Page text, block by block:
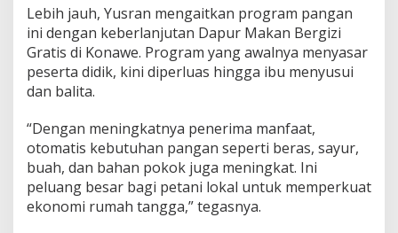
Lebih jauh, Yusran mengaitkan program pangan
ini dengan keberlanjutan Dapur Makan Bergizi
Gratis di Konawe. Program yang awalnya menyasar
peserta didik, kini diperluas hingga ibu menyusui
dan balita.
“Dengan meningkatnya penerima manfaat,
otomatis kebutuhan pangan seperti beras, sayur,
buah, dan bahan pokok juga meningkat. Ini
peluang besar bagi petani lokal untuk memperkuat
ekonomi rumah tangga,” tegasnya.